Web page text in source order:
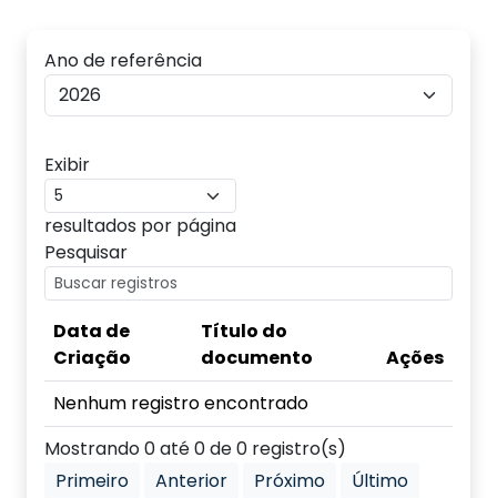
Ano de referência
Exibir
resultados por página
Pesquisar
Data de
Criação
Título do
documento
Ações
Nenhum registro encontrado
Mostrando 0 até 0 de 0 registro(s)
Primeiro
Anterior Próximo Último